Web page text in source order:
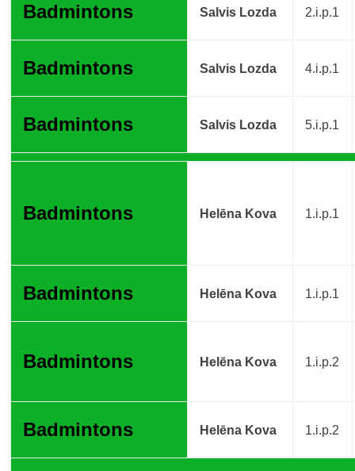
Badmintons Salvis Lozda 2.i.p.1
Badmintons Salvis Lozda 4.i.p.1
Badmintons Salvis Lozda 5.i.p.1
Badmintons Helēna Kova 1.i.p.1
Badmintons Helēna Kova 1.i.p.1
Badmintons Helēna Kova 1.i.p.2
Badmintons Helēna Kova 1.i.p.2